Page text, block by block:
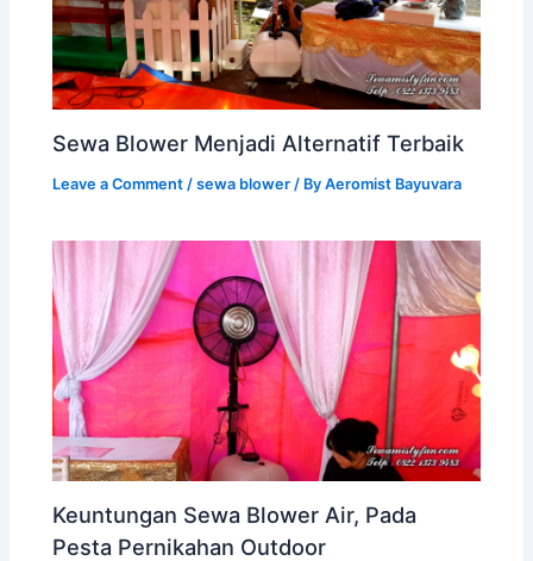
Sewa Blower Menjadi Alternatif Terbaik
Leave a Comment /sewa blower / ByAeromist Bayuvara
Keuntungan Sewa Blower Air, Pada
Pesta Pernikahan Outdoor